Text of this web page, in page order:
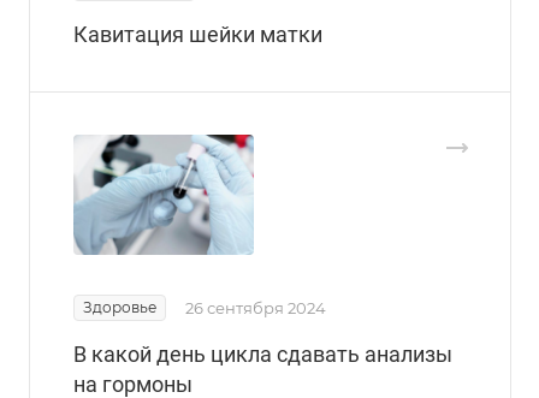
Кавитация шейки матки
Здоровье 26 сентября 2024
В какой день цикла сдавать анализы
на гормоны